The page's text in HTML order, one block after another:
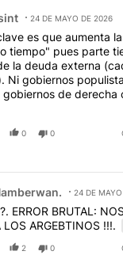
24 DE MAYO DE 2026
es que aumenta
tiempo" pues parte
la deuda externa
Ni gobiernos
de derecha
acumular
pesos emitidos a
subir los precios y los
también saltos
no puede tener
tiene nada.
0 0
24 DE
ERROR BRUTAL:
ARGEBTINOS !!!.
2 0